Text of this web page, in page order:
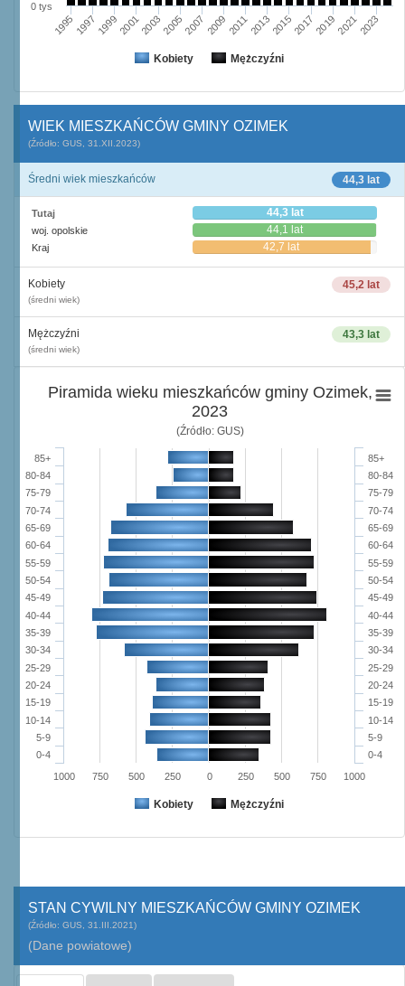
Kobiety Mężczyźni
1995199719992001200320052007 20092011201320152017201920212023
0 tys
WIEK MIESZKAŃCÓW GMINY OZIMEK
(Źródło: GUS, 31.XII.2023)
44,3 lat
Średni wiek mieszkańców
Tutaj 44,3 lat
woj. opolskie 44,1 lat
Kraj 42,7 lat
45,2 lat
Kobiety
(średni wiek)
43,3 lat
Mężczyźni
(średni wiek)
Piramida wieku mieszkańców gminy Ozimek,
2023
(Źródło: GUS)
Kobiety Mężczyźni
0-4
5-9
10-14
15-19
20-24
25-29
30-34
35-39
40-44
45-49
50-54
55-59
60-64
65-69
70-74
75-79
80-84
85+
0-4
5-9
10-14
15-19
20-24
25-29
30-34
35-39
40-44
45-49
50-54
55-59
60-64
65-69
70-74
75-79
80-84
85+
1000 750 500 250 0 250 500 750 1000
STAN CYWILNY MIESZKAŃCÓW GMINY OZIMEK
(Źródło: GUS, 31.III.2021)
(Dane powiatowe)